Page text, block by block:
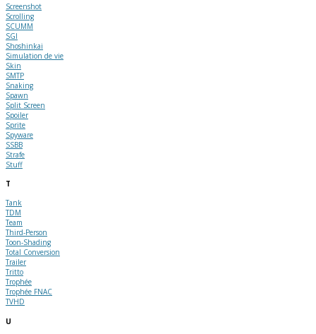
Screenshot
Scrolling
SCUMM
SGI
Shoshinkai
Simulation de vie
Skin
SMTP
Snaking
Spawn
Split Screen
Spoiler
Sprite
Spyware
SSBB
Strafe
Stuff
T
Tank
TDM
Team
Third-Person
Toon-Shading
Total Conversion
Trailer
Tritto
Trophée
Trophée FNAC
TVHD
U